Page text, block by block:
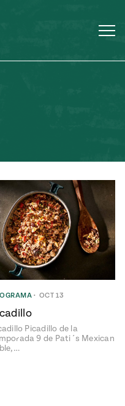
• OCT 13
Picadillo de la
9 de Pati´s Mexican